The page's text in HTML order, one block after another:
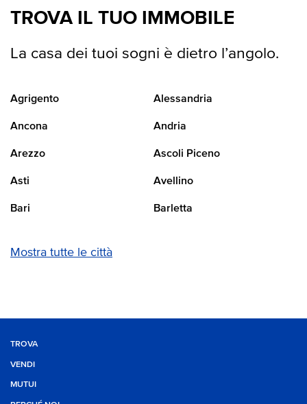
TROVA IL TUO IMMOBILE
La casa dei tuoi sogni è dietro l’angolo.
Agrigento Alessandria
Ancona Andria
Arezzo Ascoli Piceno
Asti Avellino
Bari Barletta
Mostra tutte le città
TROVA
VENDI
MUTUI